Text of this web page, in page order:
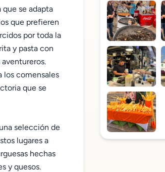
se adapta
que prefieren
por toda la
y pasta con
los comensales
que se
selección de
lugares a
hechas
y quesos.